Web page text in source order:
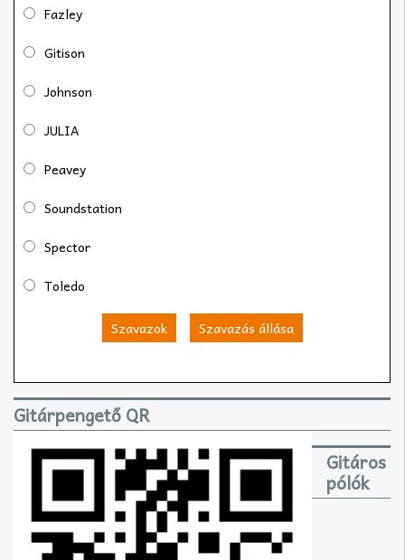
Fazley
Gitison
Johnson
JULIA
Peavey
Soundstation
Spector
Toledo
Szavazok Szavazás állása
Gitárpengető QR
Gitáros
pólók